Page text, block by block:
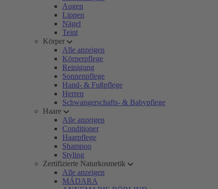
Augen
Lippen
Nägel
Teint
Körper
Alle anzeigen
Körperpflege
Reinigung
Sonnenpflege
Hand- & Fußpflege
Herren
Schwangerschafts- & Babypflege
Haare
Alle anzeigen
Conditioner
Haarpflege
Shampoo
Styling
Zertifizierte Naturkosmetik
Alle anzeigen
MÁDARA